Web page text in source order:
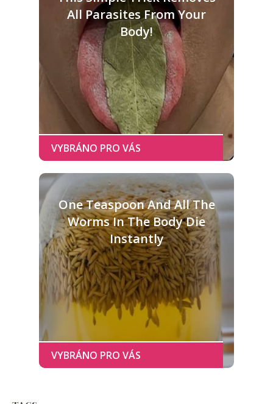
All Parasites From Your
Body!
One Teaspoon And All The
Worms In The Body Die
Instantly